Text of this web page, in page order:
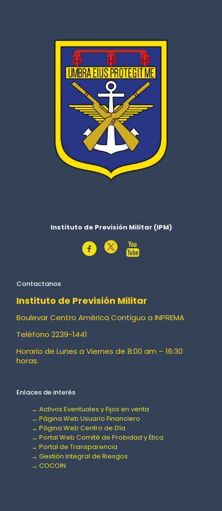
Instituto de Previsión Militar (IPM)
Contactanos
Instituto de Previsión Militar
Boulevar Centro América Contiguo a INPREMA
Teléfono 2239-1441
Horario de Lunes a Viernes de 8:00 am – 16:30
horas.
Enlaces de interés
→ Activos Eventuales y Fijos en venta
→ Página Web Usuario Financiero
→ Página Web Centro de Día
→ Portal Web Comité de Probidad y Ética
→ Portal de Transparencia
→ Gestión Integral de Riesgos
→ COCOIN